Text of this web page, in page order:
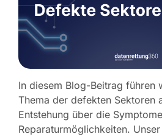
In diesem Blog-Beitrag führen
Thema der defekten Sektoren
Entstehung über die
Reparaturmöglichkeiten.